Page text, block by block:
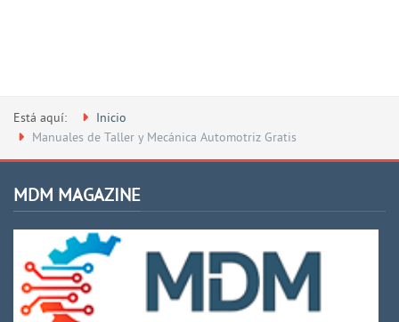
Está aquí:
Inicio
Manuales de Taller y Mecánica Automotriz Gratis
MDM MAGAZINE